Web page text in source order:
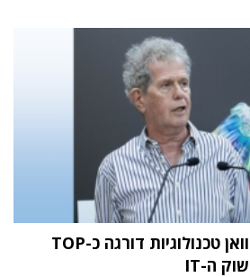
מחקר STKI השנתי: וואן טכנולוגיות דורגה כ-TOP